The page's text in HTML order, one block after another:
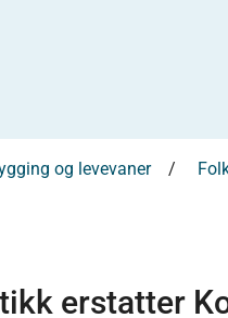
og levevaner
erstatter